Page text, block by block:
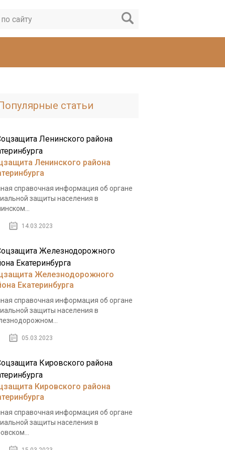
статьи
Ленинского района
справочная информация об органе
защиты населения в
14.03.2023
Железнодорожного
Екатеринбурга
справочная информация об органе
защиты населения в
05.03.2023
Кировского района
справочная информация об органе
защиты населения в